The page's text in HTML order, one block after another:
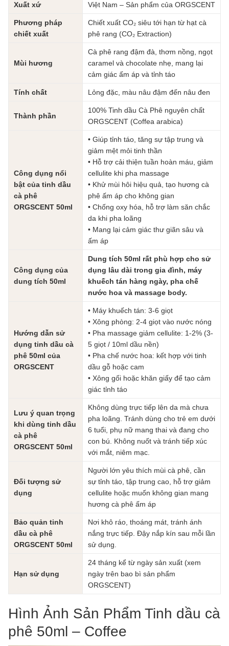
Xuất xứ Việt Nam – Sản phẩm của ORGSCENT
Phương pháp
chiết xuất
Chiết xuất CO₂ siêu tới hạn từ hạt cà
phê rang (CO₂ Extraction)
Mùi hương
Cà phê rang đậm đà, thơm nồng, ngọt
caramel và chocolate nhẹ, mang lại
cảm giác ấm áp và tỉnh táo
Tính chất Lỏng đặc, màu nâu đậm đến nâu đen
Thành phần
100% Tinh dầu Cà Phê nguyên chất
ORGSCENT (Coffea arabica)
Công dụng nổi
bật của tinh dầu
cà phê
ORGSCENT 50ml
• Giúp tỉnh táo, tăng sự tập trung và
giảm mệt mỏi tinh thần
• Hỗ trợ cải thiện tuần hoàn máu, giảm
cellulite khi pha massage
• Khử mùi hôi hiệu quả, tạo hương cà
phê ấm áp cho không gian
• Chống oxy hóa, hỗ trợ làm săn chắc
da khi pha loãng
• Mang lại cảm giác thư giãn sâu và
ấm áp
Công dụng của
dung tích 50ml
Dung tích 50ml rất phù hợp cho sử
dụng lâu dài trong gia đình, máy
khuếch tán hàng ngày, pha chế
nước hoa và massage body.
Hướng dẫn sử
dụng tinh dầu cà
phê 50ml của
ORGSCENT
• Máy khuếch tán: 3-6 giọt
• Xông phòng: 2-4 giọt vào nước nóng
• Pha massage giảm cellulite: 1-2% (3-
5 giọt / 10ml dầu nền)
• Pha chế nước hoa: kết hợp với tinh
dầu gỗ hoặc cam
• Xông gối hoặc khăn giấy để tạo cảm
giác tỉnh táo
Lưu ý quan trọng
khi dùng tinh dầu
cà phê
ORGSCENT 50ml
Không dùng trực tiếp lên da mà chưa
pha loãng. Tránh dùng cho trẻ em dưới
6 tuổi, phụ nữ mang thai và đang cho
con bú. Không nuốt và tránh tiếp xúc
với mắt, niêm mạc.
Đối tượng sử
dụng
Người lớn yêu thích mùi cà phê, cần
sự tỉnh táo, tập trung cao, hỗ trợ giảm
cellulite hoặc muốn không gian mang
hương cà phê ấm áp
Bảo quản tinh
dầu cà phê
ORGSCENT 50ml
Nơi khô ráo, thoáng mát, tránh ánh
nắng trực tiếp. Đậy nắp kín sau mỗi lần
sử dụng.
Hạn sử dụng
24 tháng kể từ ngày sản xuất (xem
ngày trên bao bì sản phẩm
ORGSCENT)
Hình Ảnh Sản Phẩm Tinh dầu cà
phê 50ml – Coffee